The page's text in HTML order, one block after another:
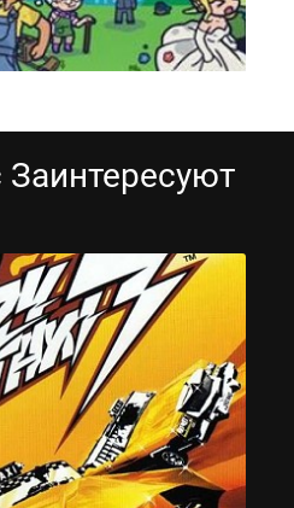
Parade